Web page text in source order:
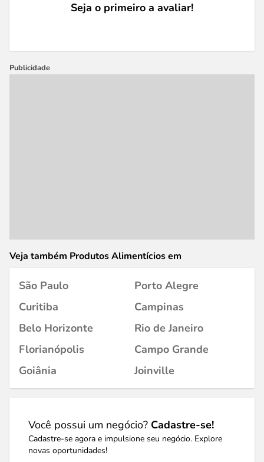
Seja o primeiro a avaliar!
Publicidade
Veja também Produtos Alimentícios em
São Paulo
Porto Alegre
Curitiba
Campinas
Belo Horizonte
Rio de Janeiro
Florianópolis
Campo Grande
Goiânia
Joinville
Você possui um negócio? Cadastre-se!
Cadastre-se agora e impulsione seu negócio. Explore
novas oportunidades!